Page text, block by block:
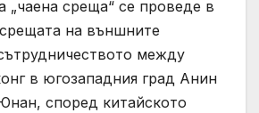
„чаена среща“ се проведе в
на външните
между
в югозападния град Анин
според китайското